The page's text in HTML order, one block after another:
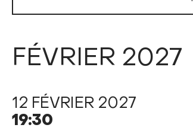
FÉVRIER 2027
12 FÉVRIER 2027
19:30